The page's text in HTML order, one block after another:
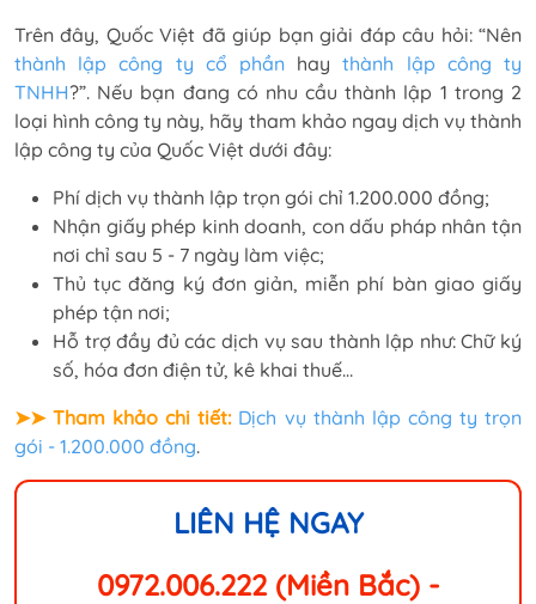
Trên đây, Quốc Việt đã giúp bạn giải đáp câu hỏi: “Nên
thành lập công ty cổ phần hay thành lập công ty
TNHH?”. Nếu bạn đang có nhu cầu thành lập 1 trong 2
loại hình công ty này, hãy tham khảo ngay dịch vụ thành
lập công ty của Quốc Việt dưới đây:
Phí dịch vụ thành lập trọn gói chỉ 1.200.000 đồng;
Nhận giấy phép kinh doanh, con dấu pháp nhân tận
nơi chỉ sau 5 - 7 ngày làm việc;
Thủ tục đăng ký đơn giản, miễn phí bàn giao giấy
phép tận nơi;
Hỗ trợ đầy đủ các dịch vụ sau thành lập như: Chữ ký
số, hóa đơn điện tử, kê khai thuế…
➤➤ Tham khảo chi tiết: Dịch vụ thành lập công ty trọn
gói - 1.200.000 đồng.
LIÊN HỆ NGAY
0972.006.222 (Miền Bắc) -